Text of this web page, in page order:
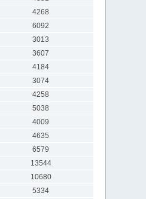
4268
6092
3013
3607
4184
3074
4258
5038
4009
4635
6579
13544
10680
5334